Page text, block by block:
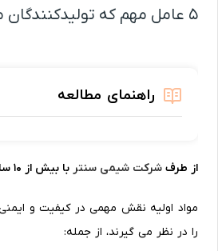
5 عامل مهم که تولیدکنندگان مواد غذایی در خرید مواد اولیه به دنبال آن هستند
راهنمای مطالعه
از طرف شرکت شیمی سنتر با بیش از 10 سال سابقه و تجربه در
مواد اولیه نقش مهمی در کیفیت و
را در نظر می گیرند، از جمله: